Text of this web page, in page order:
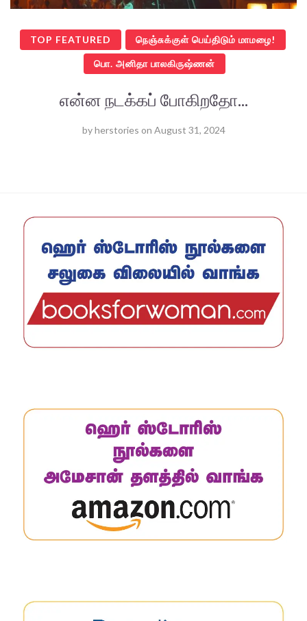
TOP FEATURED நெஞ்சுக்குள் பெய்திடும் மாமழை!
பொ. அனிதா பாலகிருஷ்ணன்
என்ன நடக்கப் போகிறதோ...
byherstories on August 31, 2024